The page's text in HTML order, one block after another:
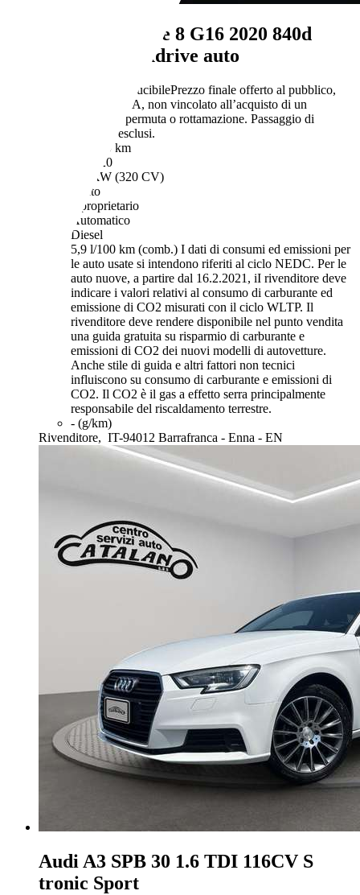
Serie 8 G16 2020 840d
Gran Coupe xdrive auto
IVA deducibilePrezzo finale offerto al pubblico,
comprensivo di IVA, non vincolato all’acquisto di un
finanziamento, a permuta o rottamazione. Passaggio di
proprietà e IPT esclusi.
116.000 km
09/2020
235 kW (320 CV)
Usato
1 proprietario
Automatico
Diesel
5,9 l/100 km (comb.) I dati di consumi ed emissioni per
le auto usate si intendono riferiti al ciclo NEDC. Per le
auto nuove, a partire dal 16.2.2021, iI rivenditore deve
indicare i valori relativi al consumo di carburante ed
emissione di CO2 misurati con il ciclo WLTP. Il
rivenditore deve rendere disponibile nel punto vendita
una guida gratuita su risparmio di carburante e
emissioni di CO2 dei nuovi modelli di autovetture.
Anche stile di guida e altri fattori non tecnici
influiscono su consumo di carburante e emissioni di
CO2. Il CO2 è il gas a effetto serra principalmente
responsabile del riscaldamento terrestre.
- (g/km)
Rivenditore, IT-94012 Barrafranca - Enna - EN
Audi A3 SPB 30 1.6 TDI 116CV S
tronic Sport